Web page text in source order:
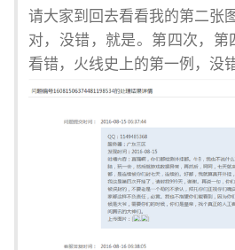
请大家到回去看看我的第二张
对，没错，就是。第四次，
看错，火线史上的第一例，没